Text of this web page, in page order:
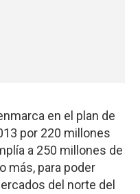
en el plan de
por 220 millones
a 250 millones de
más, para poder
del norte del